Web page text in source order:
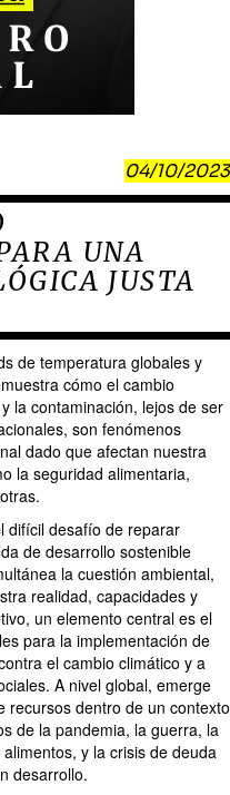
04/10/2023
UNA
JUSTA
de temperatura globales y
cómo el cambio
la contaminación, lejos de ser
son fenómenos
dado que afectan nuestra
la seguridad alimentaria,
difícil desafío de reparar
de desarrollo sostenible
la cuestión ambiental,
realidad, capacidades y
un elemento central es el
para la implementación de
el cambio climático y a
A nivel global, emerge
recursos dentro de un contexto
de la pandemia, la guerra, la
y la crisis de deuda
desarrollo.